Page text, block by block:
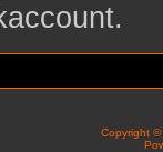
Copyright